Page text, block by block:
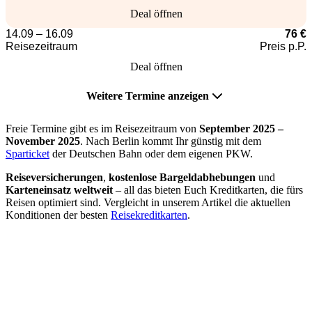
Deal öffnen
14.09 – 16.09
Reisezeitraum
76 €
Preis p.P.
Deal öffnen
Weitere Termine anzeigen
Freie Termine gibt es im Reisezeitraum von September 2025 –
November 2025. Nach Berlin kommt Ihr günstig mit dem
Sparticket der Deutschen Bahn oder dem eigenen PKW.
Reiseversicherungen, kostenlose Bargeldabhebungen und
Karteneinsatz weltweit – all das bieten Euch Kreditkarten, die fürs
Reisen optimiert sind. Vergleicht in unserem Artikel die aktuellen
Konditionen der besten Reisekreditkarten.